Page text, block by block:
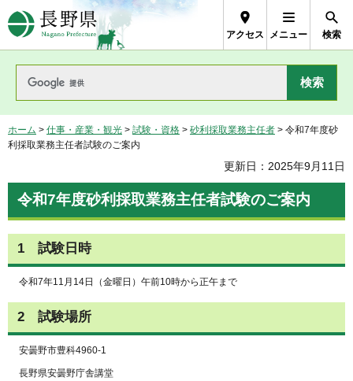
長野県Nagano Prefecture
アクセス メニュー 検索
ホーム > 仕事・産業・観光 > 試験・資格 > 砂利採取業務主任者 > 令和7年度砂
利採取業務主任者試験のご案内
更新日：2025年9月11日
令和7年度砂利採取業務主任者試験のご案内
1 試験日時
令和7年11月14日（金曜日）午前10時から正午まで
2 試験場所
安曇野市豊科4960-1
長野県安曇野庁舎講堂